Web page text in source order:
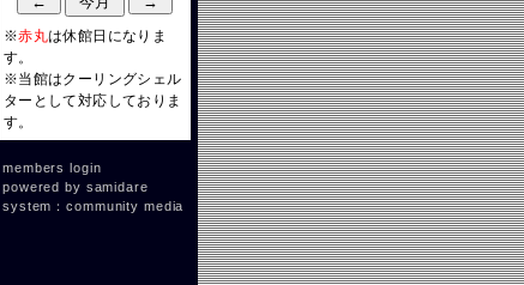
※赤丸は休館日になりま
す。
※当館はクーリングシェル
ターとして対応しておりま
す。
members login
powered by samidare
system：community media